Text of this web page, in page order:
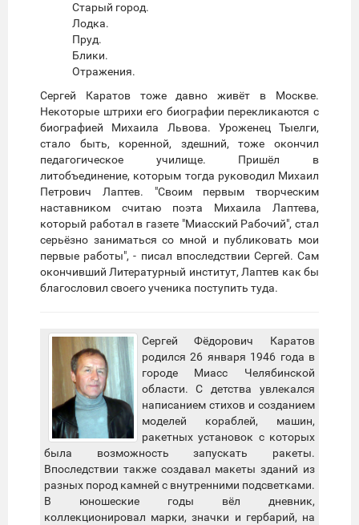
Старый город.
Лодка.
Пруд.
Блики.
Отражения.
Сергей Каратов тоже давно живёт в Москве.
Некоторые штрихи его биографии перекликаются с
биографией Михаила Львова. Уроженец Тыелги,
стало быть, коренной, здешний, тоже окончил
педагогическое училище. Пришёл в
литобъединение, которым тогда руководил Михаил
Петрович Лаптев. "Своим первым творческим
наставником считаю поэта Михаила Лаптева,
который работал в газете "Миасский Рабочий", стал
серьёзно заниматься со мной и публиковать мои
первые работы", - писал впоследствии Сергей. Сам
окончивший Литературный институт, Лаптев как бы
благословил своего ученика поступить туда.
Сергей Фёдорович Каратов
родился 26 января 1946 года в
городе Миасс Челябинской
области. С детства увлекался
написанием стихов и созданием
моделей кораблей, машин,
ракетных установок с которых
была возможность запускать ракеты.
Впоследствии также создавал макеты зданий из
разных пород камней с внутренними подсветками.
В юношеские годы вёл дневник,
коллекционировал марки, значки и гербарий, на